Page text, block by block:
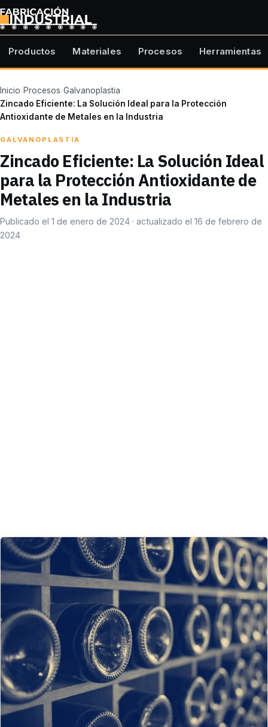
Productos Materiales Procesos Herramientas
Inicio›Procesos›Galvanoplastia›
Zincado Eficiente: La Solución Ideal para la Protección
Antioxidante de Metales en la Industria
GALVANOPLASTIA
Zincado Eficiente: La Solución Ideal
para la Protección Antioxidante de
Metales en la Industria
Publicado el 1 de enero de 2024 · actualizado el 16 de febrero de
2024